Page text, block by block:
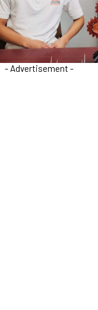
- Advertisement -